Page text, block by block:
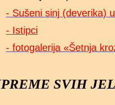
- Sušeni sinj (deverika)
- Istipci
- fotogalerija «Šetnja
SVIH